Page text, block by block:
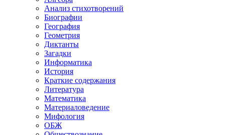
Анализ стихотворений
Биографии
География
Геометрия
Диктанты
Загадки
Информатика
История
Краткие содержания
Литература
Математика
Материаловедение
Мифология
ОБЖ